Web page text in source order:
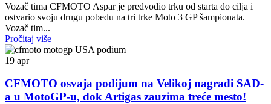
Vozač tima CFMOTO Aspar je predvodio trku od starta do cilja i
ostvario svoju drugu pobedu na tri trke Moto 3 GP šampionata.
Vozač tim...
Pročitaj više
19 apr
CFMOTO osvaja podijum na Velikoj nagradi SAD-
a u MotoGP-u, dok Artigas zauzima treće mesto!